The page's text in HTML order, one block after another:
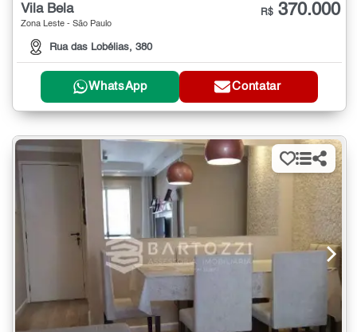
Vila Bela
Zona Leste - São Paulo
Rua das Lobélias, 380
R$ 370.000
WhatsApp Contatar